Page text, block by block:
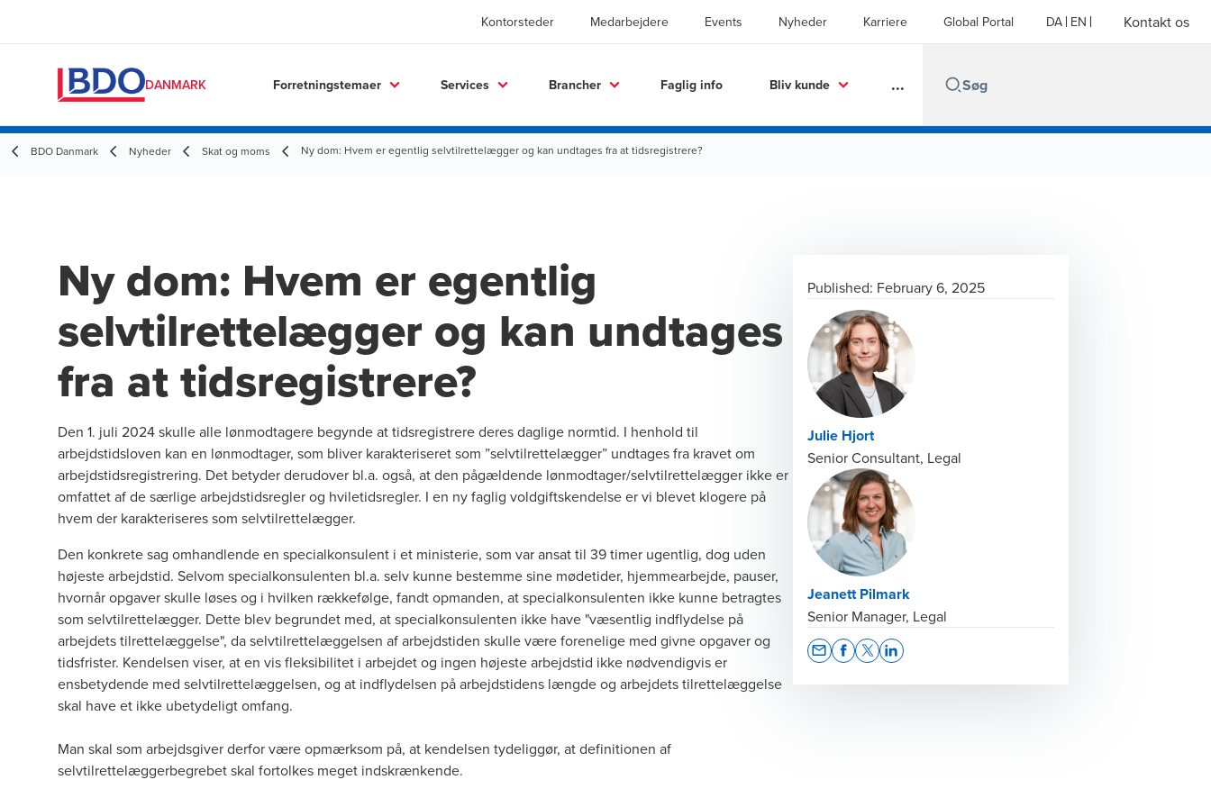
Kontorsteder Medarbejdere Events Nyheder Karriere Global Portal DA EN Kontakt os
DANMARK Forretningstemaer Services Brancher Faglig info Bliv kunde ...
BDO Danmark Nyheder Skat og moms Ny dom: Hvem er egentlig selvtilrettelægger og kan undtages fra at tidsregistrere?
Ny dom: Hvem er egentlig
selvtilrettelægger og kan undtages
fra at tidsregistrere?
Den 1. juli 2024 skulle alle lønmodtagere begynde at tidsregistrere deres daglige normtid. I henhold til
arbejdstidsloven kan en lønmodtager, som bliver karakteriseret som ”selvtilrettelægger” undtages fra kravet om
arbejdstidsregistrering. Det betyder derudover bl.a. også, at den pågældende lønmodtager/selvtilrettelægger ikke er
omfattet af de særlige arbejdstidsregler og hviletidsregler. I en ny faglig voldgiftskendelse er vi blevet klogere på
hvem der karakteriseres som selvtilrettelægger.
Den konkrete sag omhandlende en specialkonsulent i et ministerie, som var ansat til 39 timer ugentlig, dog uden
højeste arbejdstid. Selvom specialkonsulenten bl.a. selv kunne bestemme sine mødetider, hjemmearbejde, pauser,
hvornår opgaver skulle løses og i hvilken rækkefølge, fandt opmanden, at specialkonsulenten ikke kunne betragtes
som selvtilrettelægger. Dette blev begrundet med, at specialkonsulenten ikke have "væsentlig indflydelse på
arbejdets tilrettelæggelse", da selvtilrettelæggelsen af arbejdstiden skulle være forenelige med givne opgaver og
tidsfrister. Kendelsen viser, at en vis fleksibilitet i arbejdet og ingen højeste arbejdstid ikke nødvendigvis er
ensbetydende med selvtilrettelæggelsen, og at indflydelsen på arbejdstidens længde og arbejdets tilrettelæggelse
skal have et ikke ubetydeligt omfang.
Man skal som arbejdsgiver derfor være opmærksom på, at kendelsen tydeliggør, at definitionen af
selvtilrettelæggerbegrebet skal fortolkes meget indskrænkende.
Published: February 6, 2025
Julie Hjort
Senior Consultant, Legal
Jeanett Pilmark
Senior Manager, Legal